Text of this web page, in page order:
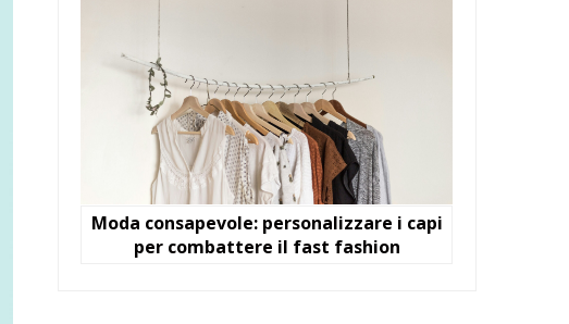
Moda consapevole: personalizzare i capi
per combattere il fast fashion